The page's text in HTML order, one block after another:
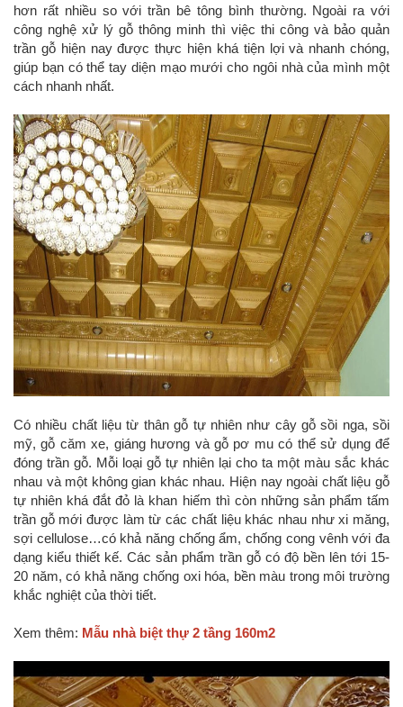
hơn rất nhiều so với trần bê tông bình thường. Ngoài ra với
công nghệ xử lý gỗ thông minh thì việc thi công và bảo quản
trần gỗ hiện nay được thực hiện khá tiện lợi và nhanh chóng,
giúp bạn có thể tay diện mạo mưới cho ngôi nhà của mình một
cách nhanh nhất.
Có nhiều chất liệu từ thân gỗ tự nhiên như cây gỗ sồi nga, sồi
mỹ, gỗ căm xe, giáng hương và gỗ pơ mu có thể sử dụng để
đóng trần gỗ. Mỗi loại gỗ tự nhiên lại cho ta một màu sắc khác
nhau và một không gian khác nhau. Hiện nay ngoài chất liệu gỗ
tự nhiên khá đắt đỏ là khan hiếm thì còn những sản phẩm tấm
trần gỗ mới được làm từ các chất liệu khác nhau như xi măng,
sợi cellulose…có khả năng chống ẩm, chống cong vênh với đa
dạng kiểu thiết kế. Các sản phẩm trần gỗ có độ bền lên tới 15-
20 năm, có khả năng chống oxi hóa, bền màu trong môi trường
khắc nghiệt của thời tiết.
Xem thêm: Mẫu nhà biệt thự 2 tầng 160m2